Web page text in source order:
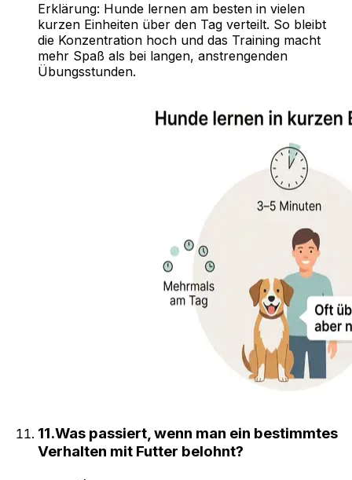
Erklärung: Hunde lernen am besten in vielen
kurzen Einheiten über den Tag verteilt. So bleibt
die Konzentration hoch und das Training macht
mehr Spaß als bei langen, anstrengenden
Übungsstunden.
11.Was passiert, wenn man ein bestimmtes
Verhalten mit Futter belohnt?